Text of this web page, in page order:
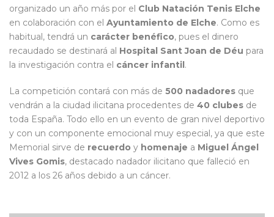
organizado un año más por el Club Natación Tenis Elche
en colaboración con el Ayuntamiento de Elche. Como es
habitual, tendrá un carácter benéfico, pues el dinero
recaudado se destinará al Hospital Sant Joan de Déu para
la investigación contra el cáncer infantil.
La competición contará con más de 500 nadadores que
vendrán a la ciudad ilicitana procedentes de 40 clubes de
toda España. Todo ello en un evento de gran nivel deportivo
y con un componente emocional muy especial, ya que este
Memorial sirve de recuerdo y homenaje a Miguel Ángel
Vives Gomis, destacado nadador ilicitano que falleció en
2012 a los 26 años debido a un cáncer.